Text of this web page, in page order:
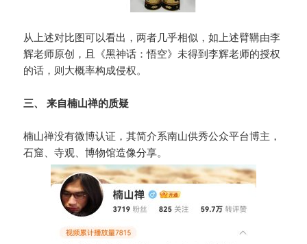
从上述对比图可以看出，两者几乎相似，如上述臂鞲由李
辉老师原创，且《黑神话：悟空》未得到李辉老师的授权
的话，则大概率构成侵权。
三、 来自楠山禅的质疑
楠山禅没有微博认证，其简介系南山供秀公众平台博主，
石窟、寺观、博物馆造像分享。